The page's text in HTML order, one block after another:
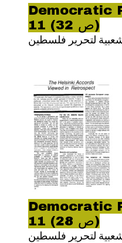
Democratic
11 (ص 32)
لتحرير فلسطين
Democratic
11 (ص 28)
لتحرير فلسطين